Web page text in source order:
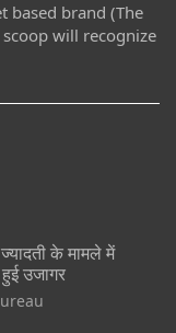
based brand (The
will recognize
के मामले में
उजागर